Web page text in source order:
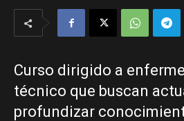
Curso dirigido a
técnico que buscan
profundizar